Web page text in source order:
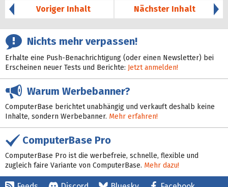
Voriger Inhalt
Nächster Inhalt
Nichts mehr verpassen!
Erhalte eine Push-Benachrichtigung (oder einen Newsletter) bei
Erscheinen neuer Tests und Berichte: Jetzt anmelden!
Warum Werbebanner?
ComputerBase berichtet unabhängig und verkauft deshalb keine
Inhalte, sondern Werbebanner. Mehr erfahren!
ComputerBase Pro
ComputerBase Pro ist die werbefreie, schnelle, flexible und
zugleich faire Variante von ComputerBase. Mehr dazu!